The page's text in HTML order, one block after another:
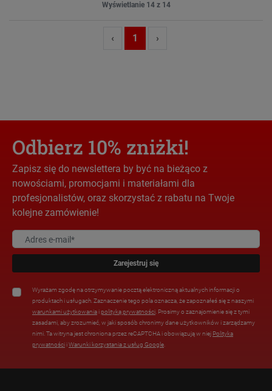
Wyświetlanie 14 z 14
‹ 1 ›
Odbierz 10% zniżki!
Zapisz się do newslettera by być na bieżąco z
nowościami, promocjami i materiałami dla
profesjonalistów, oraz skorzystać z rabatu na Twoje
kolejne zamówienie!
Zarejestruj się
Wyrażam zgodę na otrzymywanie pocztą elektroniczną aktualnych informacji o
produktach i usługach. Zaznaczenie tego pola oznacza, że zapoznałeś się z naszymi
warunkami użytkowania ipolityką prywatności . Prosimy o zaznajomienie się z tymi
zasadami, aby zrozumieć, w jaki sposób chronimy dane użytkowników i zarządzamy
nimi. Ta witryna jest chroniona przez reCAPTCHA i obowiązują w niej Polityka
prywatności iWarunki korzystania z usług Google